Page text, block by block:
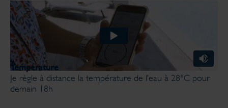
Température
Je règle à distance la température de l’eau à 28°C pour
demain 18h